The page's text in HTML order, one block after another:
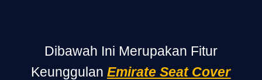
Dibawah Ini Merupakan Fitur
KeunggulanEmirate Seat Cover